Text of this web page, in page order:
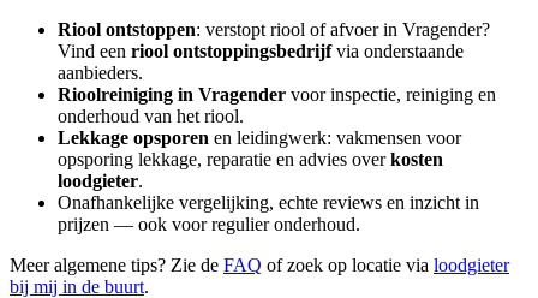
Riool ontstoppen: verstopt riool of afvoer in Vragender?
Vind een riool ontstoppingsbedrijfvia onderstaande
aanbieders.
Rioolreiniging in Vragender voor inspectie, reiniging en
onderhoud van het riool.
Lekkage opsporen en leidingwerk: vakmensen voor
opsporing lekkage, reparatie en advies overkosten
loodgieter.
Onafhankelijke vergelijking, echte reviews en inzicht in
prijzen — ook voor regulier onderhoud.
Meer algemene tips? Zie de FAQ of zoek op locatie via loodgieter
bij mij in de buurt.